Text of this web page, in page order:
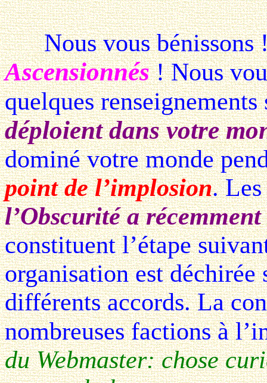
Nous vous bénissons !
Ascensionnés! Nous
quelques
déploient dans votre
dominé votre monde
point de l’implosion.
l’Obscurité a
constituent l’étape
organisation est
différents accords. La
nombreuses factions à
du Webmaster: chose